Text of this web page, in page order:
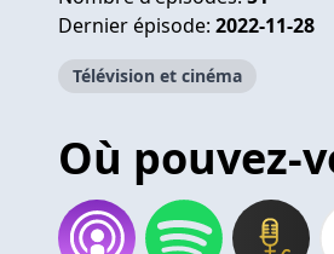
Dernier épisode: 2022-11-28
Télévision et cinéma
Où pouvez-